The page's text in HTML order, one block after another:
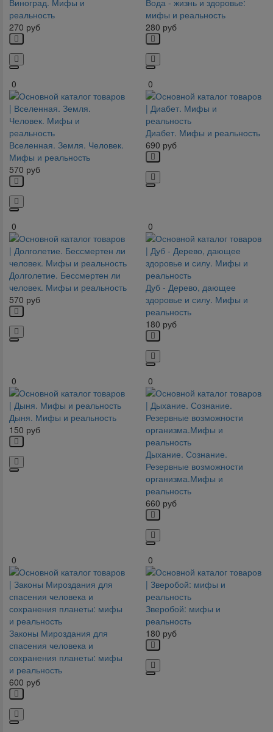
Виноград. Мифы и
реальность
270 руб
Вода - жизнь и здоровье:
мифы и реальность
280 руб
0
Вселенная. Земля. Человек.
Мифы и реальность
570 руб
0
Диабет. Мифы и реальность
690 руб
0
Долголетие. Бессмертен ли
человек. Мифы и реальность
570 руб
0
Дуб - Дерево, дающее
здоровье и силу. Мифы и
реальность
180 руб
0
Дыня. Мифы и реальность
150 руб
0
Дыхание. Сознание.
Резервные возможности
организма.Мифы и
реальность
660 руб
0
Законы Мироздания для
спасения человека и
сохранения планеты: мифы
и реальность
600 руб
0
Зверобой: мифы и
реальность
180 руб